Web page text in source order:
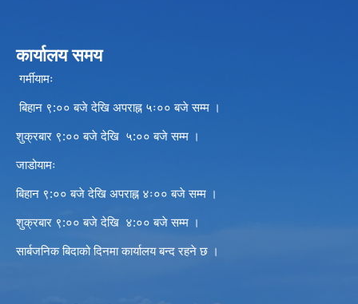
कार्यालय समय
गर्मीयामः
बिहान ९:०० बजे देखि अपराह्न ५ः०० बजे सम्म ।
शुक्रबार ९:०० बजे देखि ५:०० बजे सम्म ।
जाडोयामः
बिहान ९:०० बजे देखि अपराह्न ४ः०० बजे सम्म ।
शुक्रबार ९:०० बजे देखि ४:०० बजे सम्म ।
सार्बजनिक बिदाको दिनमा कार्यालय बन्द रहने छ ।